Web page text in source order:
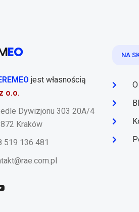
EO
jest własnością
o.o.
Dywizjonu 303 20A/4
Kraków
519 136 481
NA